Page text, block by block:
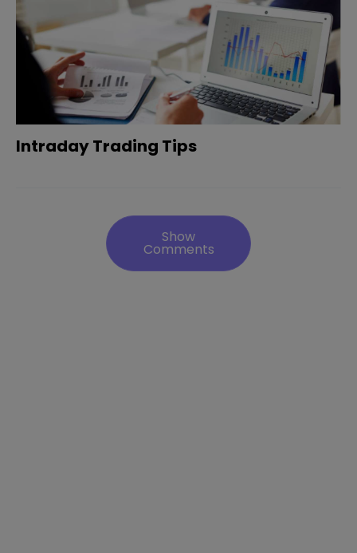
Intraday Trading Tips
Show
Comments